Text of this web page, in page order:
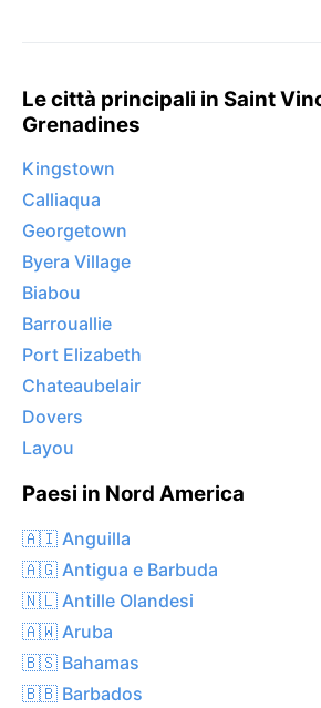
Le città principali in Saint
Grenadines
Kingstown
Calliaqua
Georgetown
Byera Village
Biabou
Barrouallie
Port Elizabeth
Chateaubelair
Dovers
Layou
Paesi in Nord America
🇦🇮 Anguilla
🇦🇬 Antigua e Barbuda
🇳🇱 Antille Olandesi
🇦🇼 Aruba
🇧🇸 Bahamas
🇧🇧 Barbados